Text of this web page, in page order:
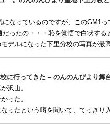
なっているのですが、このGM1
ったの・・・恥を覚悟で白状す
デルになった下里分校の写真が最
に行ってきた – のんのんびより舞
沢山。
った。
ったという噂を聞いて、てっき